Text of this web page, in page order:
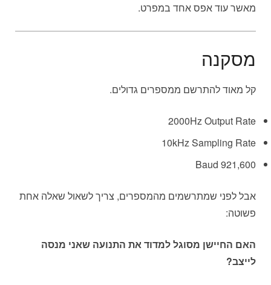
מאשר עוד אפס אחד במפרט.
מסקנה
קל מאוד להתרשם ממספרים גדולים.
2000Hz Output Rate
10kHz Sampling Rate
921,600 Baud
אבל לפני שמתרשמים מהמספרים, צריך לשאול שאלה אחת
פשוטה:
האם החיישן מסוגל למדוד את התנועה שאני מנסה
לייצב?